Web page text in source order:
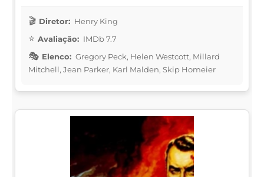
Diretor: Henry King
Avaliação: IMDb 7.7
Elenco: Gregory Peck, Helen Westcott, Millard
Mitchell, Jean Parker, Karl Malden, Skip Homeier